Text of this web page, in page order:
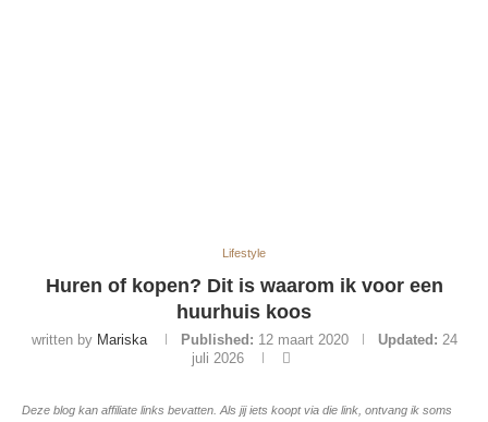
Lifestyle
Huren of kopen? Dit is waarom ik voor een
huurhuis koos
written by Mariska Published: 12 maart 2020 Updated: 24
juli 2026
Deze blog kan affiliate links bevatten. Als jij iets koopt via die link, ontvang ik soms